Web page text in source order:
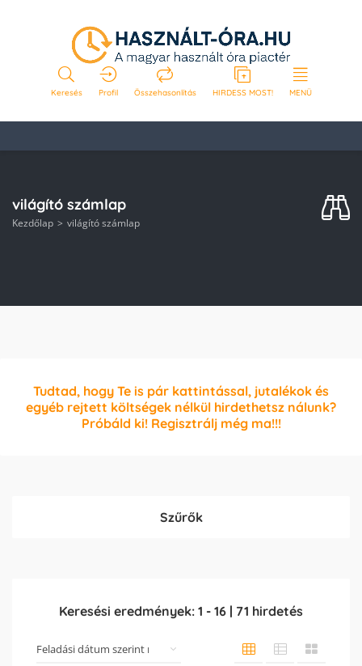
Keresés Profil Összehasonlítás HIRDESS MOST! MENÜ
világító számlap
Kezdőlap világító számlap
Tudtad, hogy Te is pár kattintással, jutalékok és
egyéb rejtett költségek nélkül hirdethetsz nálunk?
Próbáld ki! Regisztrálj még ma!!!
Szűrők
Keresési eredmények: 1 - 16 | 71 hirdetés